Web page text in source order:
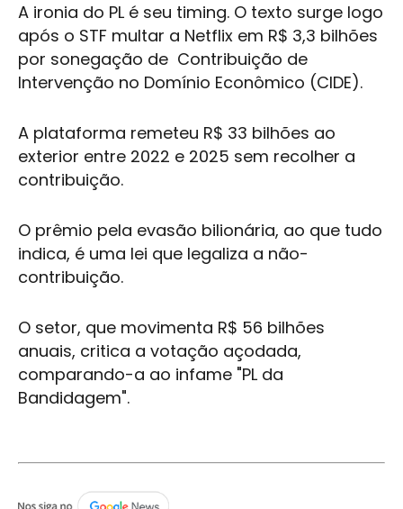
A ironia do PL é seu timing. O texto surge logo
após o STF multar a Netflix em R$ 3,3 bilhões
por sonegação de Contribuição de
Intervenção no Domínio Econômico (CIDE).
A plataforma remeteu R$ 33 bilhões ao
exterior entre 2022 e 2025 sem recolher a
contribuição.
O prêmio pela evasão bilionária, ao que tudo
indica, é uma lei que legaliza a não-
contribuição.
O setor, que movimenta R$ 56 bilhões
anuais, critica a votação açodada,
comparando-a ao infame "PL da
Bandidagem".